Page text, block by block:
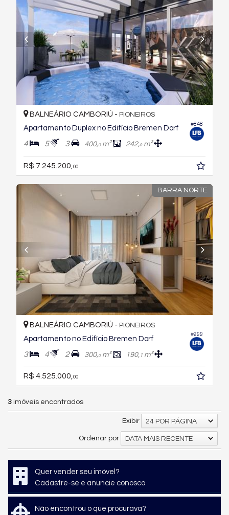
#848
BALNEÁRIO CAMBORIÚ - PIONEIROS
Apartamento Duplex no Edifício Bremen Dorf
4 5 3 400,0m² 242,0m²
R$ 7.245.200,00
BARRA NORTE
#299
BALNEÁRIO CAMBORIÚ - PIONEIROS
Apartamento no Edifício Bremen Dorf
3 4 2 300,0m² 190, 1 m²
R$ 4.525.000, 00
3 imóveis encontrados
Exibir 24 POR PÁGINA
Ordenar por DATA MAIS RECENTE
Quer vender seu imóvel?
Cadastre-se e anuncie conosco
Não encontrou o que procurava?